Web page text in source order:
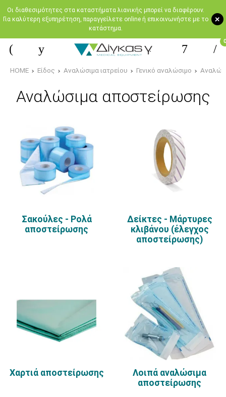
+
Oι διαθεσιμότητες στα καταστήματα λιανικής μπορεί να διαφέρουν.
Για καλύτερη εξυπηρέτηση, παραγγείλετε online ή επικοινωνήστε με το
κατάστημα.
0
HOME Είδος Αναλώσιμα ιατρείου Γενικό αναλώσιμο
Αναλώσιμα αποστείρωσης
Σακούλες - Ρολά
αποστείρωσης
Δείκτες - Μάρτυρες
κλιβάνου (έλεγχος
αποστείρωσης)
Χαρτιά αποστείρωσης
Λοιπά αναλώσιμα
αποστείρωσης